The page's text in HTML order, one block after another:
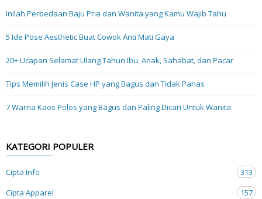
Inilah Perbedaan Baju Pria dan Wanita yang Kamu Wajib Tahu
5 Ide Pose Aesthetic Buat Cowok Anti Mati Gaya
20+ Ucapan Selamat Ulang Tahun Ibu, Anak, Sahabat, dan Pacar
Tips Memilih Jenis Case HP yang Bagus dan Tidak Panas
7 Warna Kaos Polos yang Bagus dan Paling Dicari Untuk Wanita
KATEGORI POPULER
Cipta Info
313
Cipta Apparel
157